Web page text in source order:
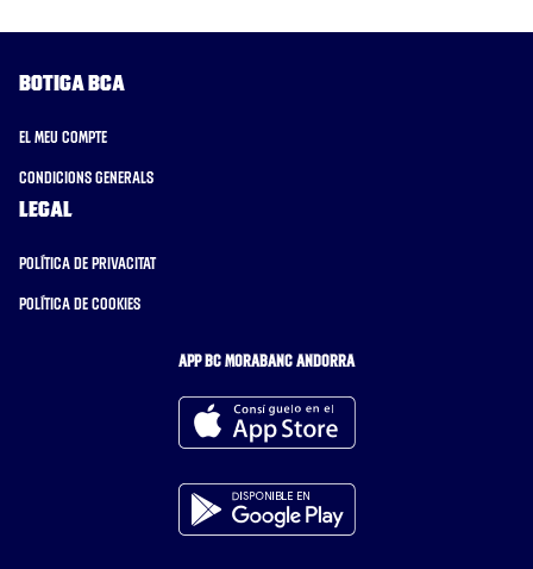
Botiga BCA
El meu compte
Condicions generals
Legal
Política de privacitat
Política de cookies
APP BC MORABANC ANDORRA